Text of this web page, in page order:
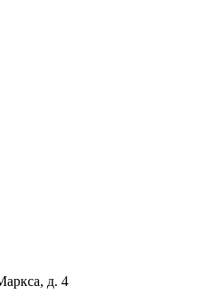
д. 4